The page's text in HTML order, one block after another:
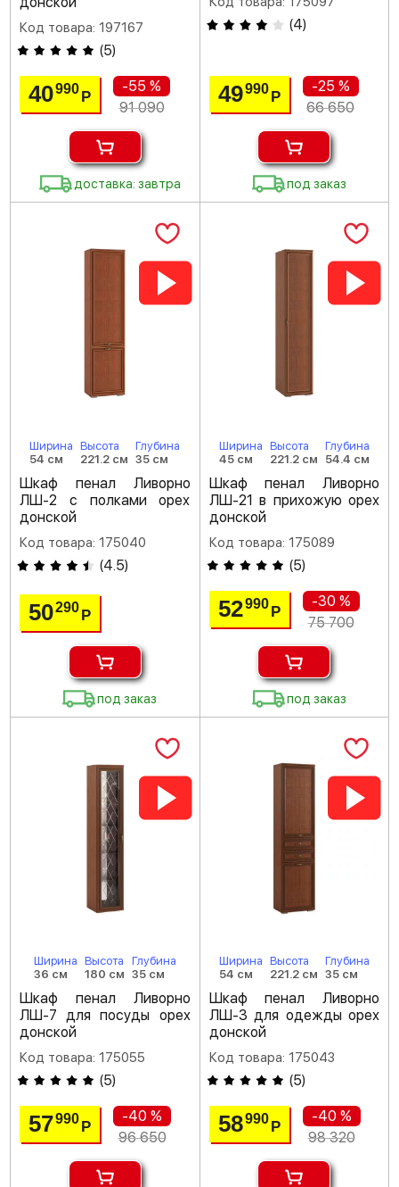
Код товара: 197167
(5)
40990Р
-55 %
91 090
доставка: завтра
(4)
49990 Р
-25 %
66 650
под заказ
Ширина
54 см
Высота
221.2 см
Глубина
35 см
Шкаф пенал Ливорно
ЛШ-2 с полками орех
донской
Код товара: 175040
(4.5)
50290Р
под заказ
Ширина
45 см
Высота
221.2 см
Глубина
54.4 см
Шкаф пенал Ливорно
ЛШ-21 в прихожую орех
донской
Код товара: 175089
(5)
52990 Р
-30 %
75 700
под заказ
Ширина
36 см
Высота
180 см
Глубина
35 см
Шкаф пенал Ливорно
ЛШ-7 для посуды орех
донской
Код товара: 175055
(5)
57990Р
-40 %
96 650
Ширина
54 см
Высота
221.2 см
Глубина
35 см
Шкаф пенал Ливорно
ЛШ-3 для одежды орех
донской
Код товара: 175043
(5)
58990 Р
-40 %
98 320